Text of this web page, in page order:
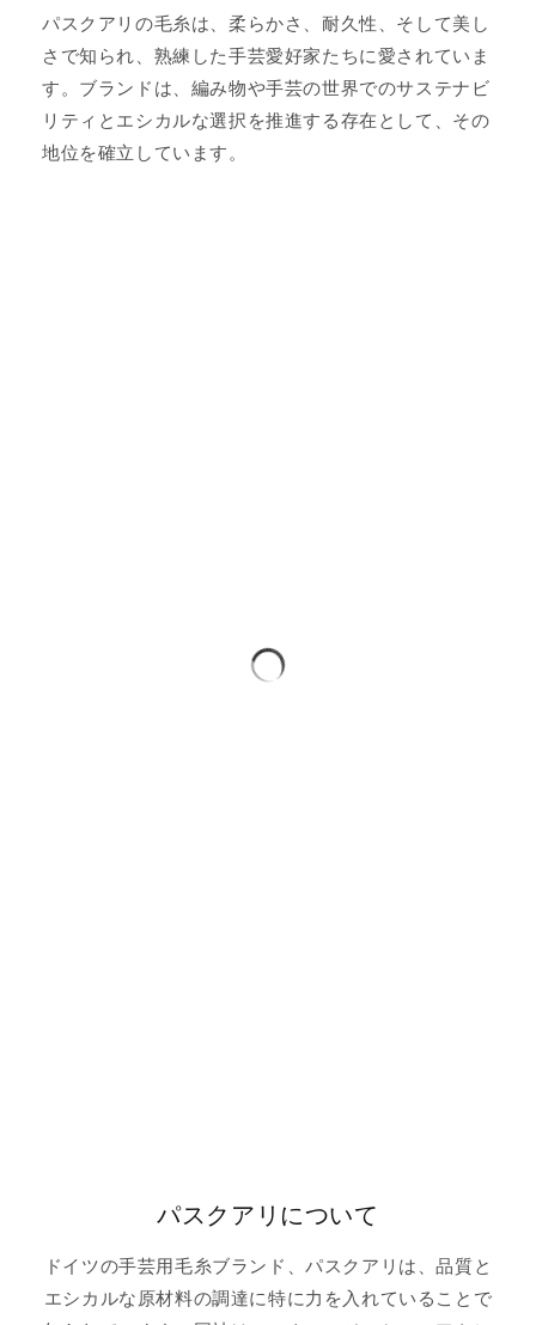
パスクアリの毛糸は、柔らかさ、耐久性、そして美し
さで知られ、熟練した手芸愛好家たちに愛されていま
す。ブランドは、編み物や手芸の世界でのサステナビ
リティとエシカルな選択を推進する存在として、その
地位を確立しています。
パスクアリについて
ドイツの手芸用毛糸ブランド、パスクアリは、品質と
エシカルな原材料の調達に特に力を入れていることで